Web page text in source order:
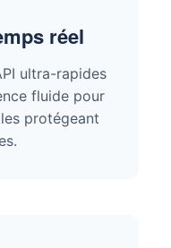
réel
ultra-rapides
fluide pour
protégeant